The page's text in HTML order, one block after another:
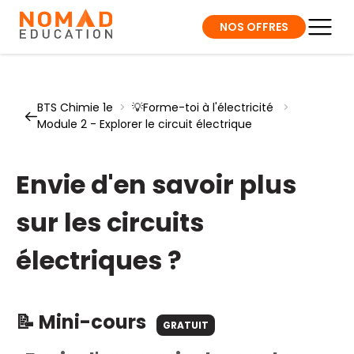
NOS OFFRES
BTS Chimie 1e > 💡Forme-toi à l'électricité
>
Module 2 - Explorer le circuit électrique
Envie d'en savoir plus
sur les circuits
électriques ?
📝 Mini-cours GRATUIT